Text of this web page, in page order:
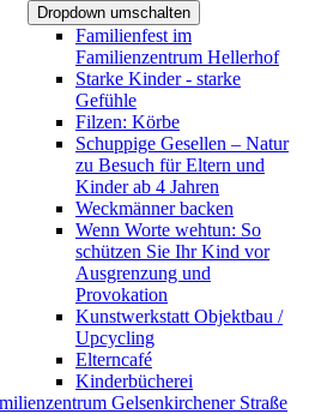
Dropdown umschalten
Familienfest im
Familienzentrum Hellerhof
Starke Kinder - starke
Gefühle
Filzen: Körbe
Schuppige Gesellen – Natur
zu Besuch für Eltern und
Kinder ab 4 Jahren
Weckmänner backen
Wenn Worte wehtun: So
schützen Sie Ihr Kind vor
Ausgrenzung und
Provokation
Kunstwerkstatt Objektbau /
Upcycling
Elterncafé
Kinderbücherei
Gelsenkirchener Straße